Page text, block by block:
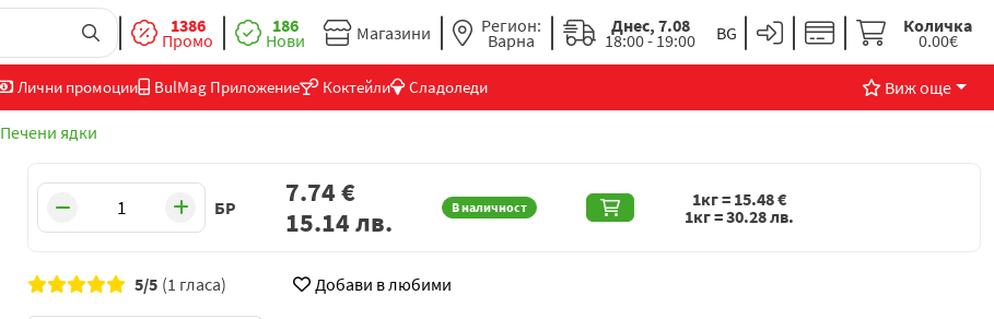
1386
Промо
186
Нови Магазини Регион:
Варна
Днес, 7.08
18:00 - 19:00
Количка
0.00€
Лични промоции BulMag Приложение Коктейли Сладоледи Виж още
Печени ядки
БР В наличност
7.74€
15.14лв.
1кг = 15.48€
1кг =30.28лв.
5/5 (1 гласа) Добави в любими